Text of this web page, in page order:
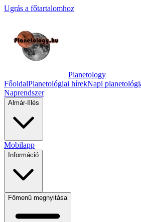
Ugrás a főtartalomhoz
Planetology
FőoldalPlanetológiai hírekNapi
Naprendszer
Almár-Illés
Mobilapp
Információ
Főmenü megnyitása